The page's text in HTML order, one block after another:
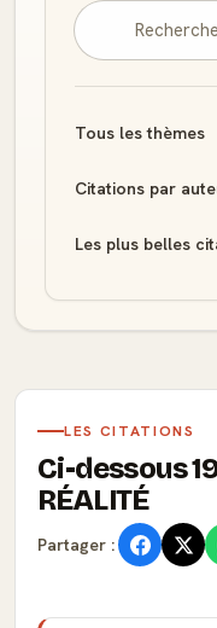
Tous les thèmes
Citations par
Les plus belles
LES CITATIONS
Ci-dessous
RÉALITÉ
Partager :